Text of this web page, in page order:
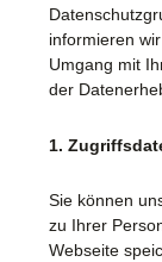
informieren
Umgang mit
der
1.
Sie können
zu Ihrer
Webseite